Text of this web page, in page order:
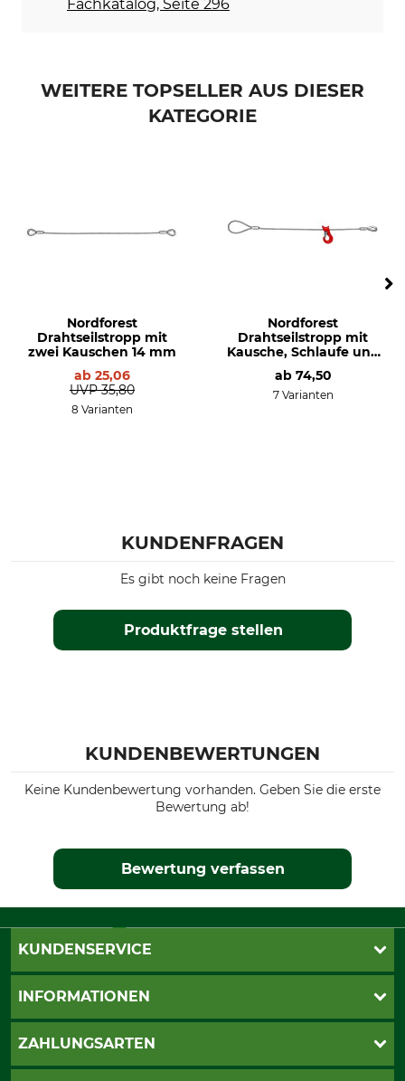
Fachkatalog, Seite 296
WEITERE TOPSELLER AUS DIESER
KATEGORIE
Nordforest
Drahtseilstropp mit
zwei Kauschen 14 mm
ab 25,06
UVP 35,80
8 Varianten
Nordforest
Drahtseilstropp mit
Kausche, Schlaufe und
Gleithaken 12 mm
ab 74,50
7 Varianten
KUNDENFRAGEN
Produktfrage stellen
Es gibt noch keine Fragen
KUNDENBEWERTUNGEN
Keine Kundenbewertung vorhanden. Geben Sie die erste
Bewertung ab!
Bewertung verfassen
KUNDENSERVICE
Live-Shopping
INFORMATIONEN
AGB
ZAHLUNGSARTEN